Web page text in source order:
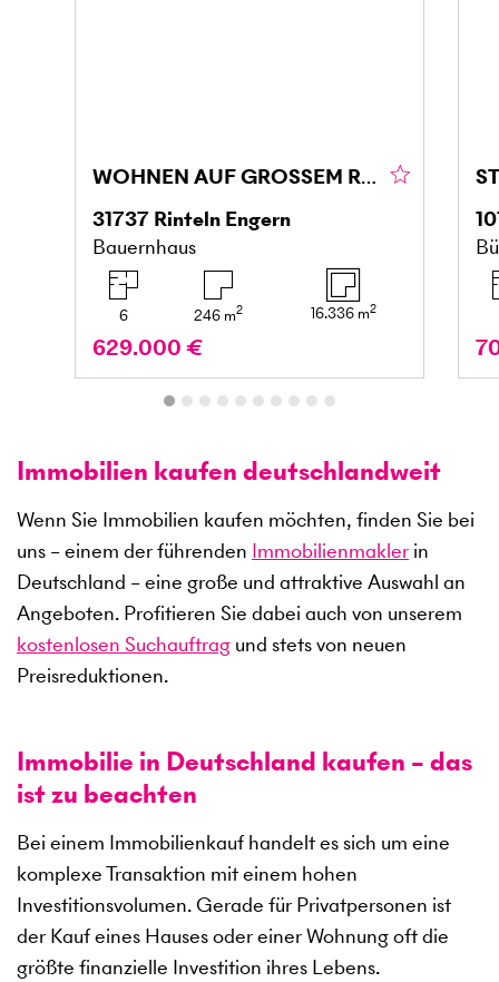
WOHNEN AUF GROSSEM RESTHOF IM WESERBERGLAND
31737 Rinteln Engern
Bauernhaus
6 246m2 16.336m2
629.000 €
Immobilien kaufen deutschlandweit
Wenn Sie Immobilien kaufen möchten, finden Sie bei
uns – einem der führenden Immobilienmakler in
Deutschland – eine große und attraktive Auswahl an
Angeboten. Profitieren Sie dabei auch von unserem
kostenlosen Suchauftrag und stets von neuen
Preisreduktionen.
Immobilie in Deutschland kaufen – das
ist zu beachten
Bei einem Immobilienkauf handelt es sich um eine
komplexe Transaktion mit einem hohen
Investitionsvolumen. Gerade für Privatpersonen ist
der Kauf eines Hauses oder einer Wohnung oft die
größte finanzielle Investition ihres Lebens.